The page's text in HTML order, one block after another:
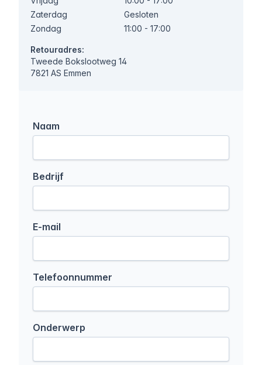
Zaterdag
Gesloten
Zondag
11:00 - 17:00
Retouradres:
Tweede Bokslootweg 14
7821 AS Emmen
Naam
Bedrijf
E-mail
Telefoonnummer
Onderwerp